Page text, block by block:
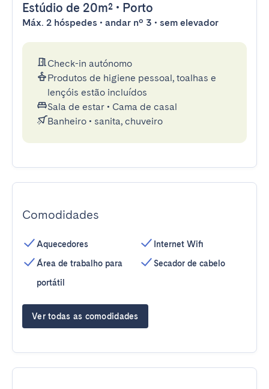
Estúdio de 20m² • Porto
Máx. 2 hóspedes • andar nº 3 • sem elevador
Check-in autónomo
Produtos de higiene pessoal, toalhas e
lençóis estão incluídos
Sala de estar • Cama de casal
Banheiro • sanita, chuveiro
Comodidades
Aquecedores
Área de trabalho para
portátil
Internet Wifi
Secador de cabelo
Ver todas as comodidades